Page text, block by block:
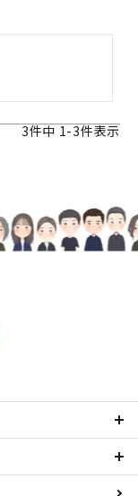
3件中 1-3件表示